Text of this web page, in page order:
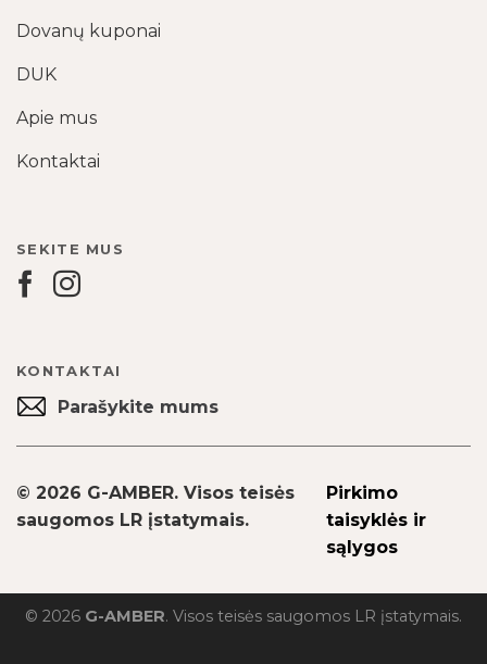
Dovanų kuponai
DUK
Apie mus
Kontaktai
SEKITE MUS
KONTAKTAI
Parašykite mums
© 2026 G-AMBER. Visos teisės
saugomos LR įstatymais.
Pirkimo
taisyklės ir
sąlygos
© 2026 G-AMBER. Visos teisės saugomos LR įstatymais.